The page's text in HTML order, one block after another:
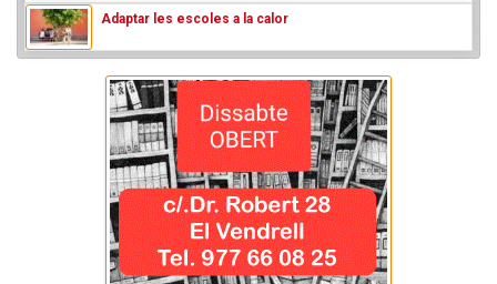
Adaptar les escoles a la calor